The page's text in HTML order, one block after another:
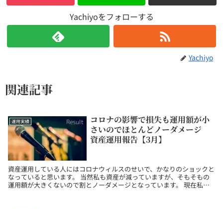
Yachiyoをフォローする
Yachiyo
関連記事
運用実績
コロナの影響で損失も運用額が小
さいのでほとんどノーダメージ
資産運用報告【3月】
資産運用している人にはコロナウィルスのせいで、かなりのショックと
なっていると思います。 当然私も資産が減っていますが、そもそもの
運用額が大きくないので割とノーダメージとなっています。 現在私が